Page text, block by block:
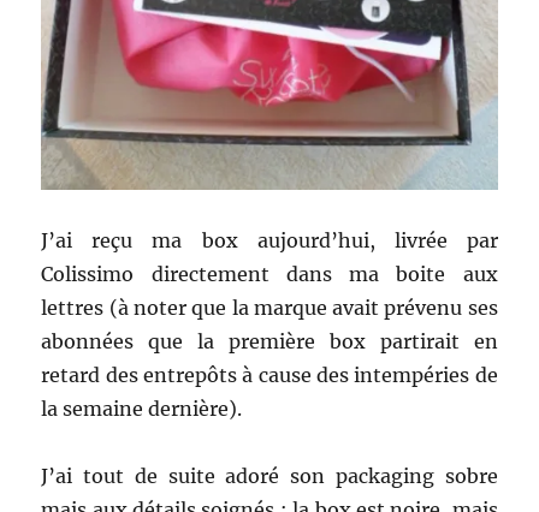
J’ai reçu ma box aujourd’hui, livrée par
Colissimo directement dans ma boite aux
lettres (à noter que la marque avait prévenu ses
abonnées que la première box partirait en
retard des entrepôts à cause des intempéries de
la semaine dernière).
J’ai tout de suite adoré son packaging sobre